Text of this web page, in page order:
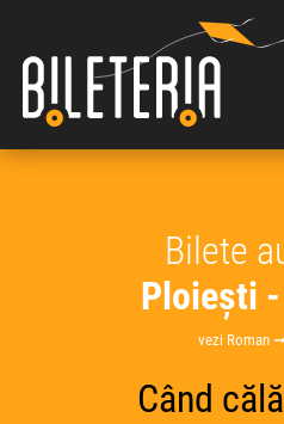
Bilete
Ploiești
vezi Roman
Când